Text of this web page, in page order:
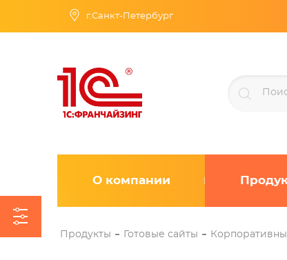
г.Санкт-Петербург
О компании
Продукты Готовые сайты